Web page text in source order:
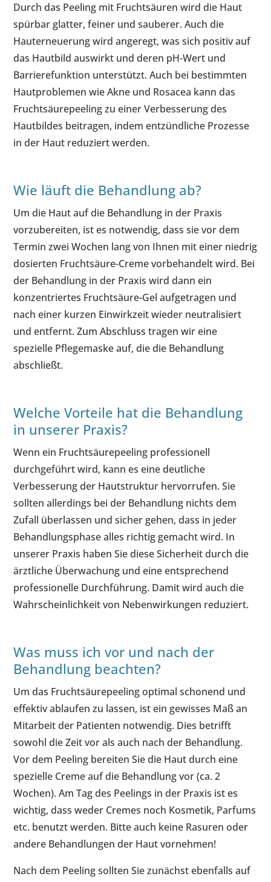
Durch das Peeling mit Fruchtsäuren wird die Haut
spürbar glatter, feiner und sauberer. Auch die
Hauterneuerung wird angeregt, was sich positiv auf
das Hautbild auswirkt und deren pH-Wert und
Barrierefunktion unterstützt. Auch bei bestimmten
Hautproblemen wie Akne und Rosacea kann das
Fruchtsäurepeeling zu einer Verbesserung des
Hautbildes beitragen, indem entzündliche Prozesse
in der Haut reduziert werden.
Wie läuft die Behandlung ab?
Um die Haut auf die Behandlung in der Praxis
vorzubereiten, ist es notwendig, dass sie vor dem
Termin zwei Wochen lang von Ihnen mit einer niedrig
dosierten Fruchtsäure-Creme vorbehandelt wird. Bei
der Behandlung in der Praxis wird dann ein
konzentriertes Fruchtsäure-Gel aufgetragen und
nach einer kurzen Einwirkzeit wieder neutralisiert
und entfernt. Zum Abschluss tragen wir eine
spezielle Pflegemaske auf, die die Behandlung
abschließt.
Welche Vorteile hat die Behandlung
in unserer Praxis?
Wenn ein Fruchtsäurepeeling professionell
durchgeführt wird, kann es eine deutliche
Verbesserung der Hautstruktur hervorrufen. Sie
sollten allerdings bei der Behandlung nichts dem
Zufall überlassen und sicher gehen, dass in jeder
Behandlungsphase alles richtig gemacht wird. In
unserer Praxis haben Sie diese Sicherheit durch die
ärztliche Überwachung und eine entsprechend
professionelle Durchführung. Damit wird auch die
Wahrscheinlichkeit von Nebenwirkungen reduziert.
Was muss ich vor und nach der
Behandlung beachten?
Um das Fruchtsäurepeeling optimal schonend und
effektiv ablaufen zu lassen, ist ein gewisses Maß an
Mitarbeit der Patienten notwendig. Dies betrifft
sowohl die Zeit vor als auch nach der Behandlung.
Vor dem Peeling bereiten Sie die Haut durch eine
spezielle Creme auf die Behandlung vor (ca. 2
Wochen). Am Tag des Peelings in der Praxis ist es
wichtig, dass weder Cremes noch Kosmetik, Parfums
etc. benutzt werden. Bitte auch keine Rasuren oder
andere Behandlungen der Haut vornehmen!
Nach dem Peeling sollten Sie zunächst ebenfalls auf